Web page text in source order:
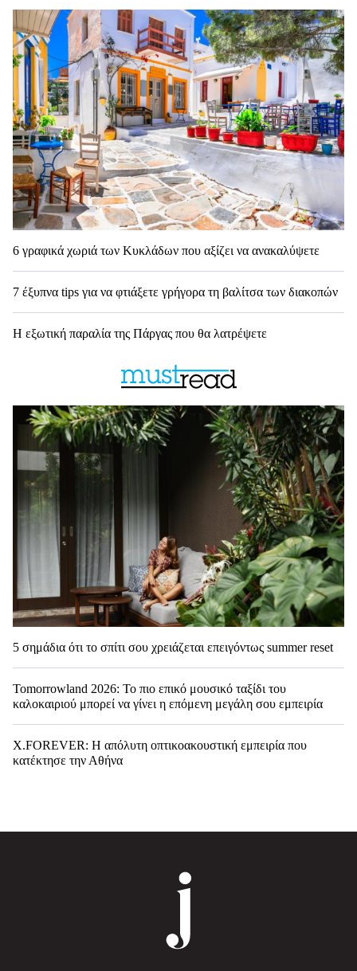
6 γραφικά χωριά των Κυκλάδων που αξίζει να ανακαλύψετε
7 έξυπνα tips για να φτιάξετε γρήγορα τη βαλίτσα των διακοπών
Η εξωτική παραλία της Πάργας που θα λατρέψετε
5 σημάδια ότι το σπίτι σου χρειάζεται επειγόντως summer reset
Tomorrowland 2026: Το πιο επικό μουσικό ταξίδι του
καλοκαιριού μπορεί να γίνει η επόμενη μεγάλη σου εμπειρία
X.FOREVER: Η απόλυτη οπτικοακουστική εμπειρία που
κατέκτησε την Αθήνα